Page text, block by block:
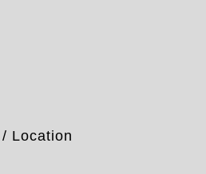
/ Location